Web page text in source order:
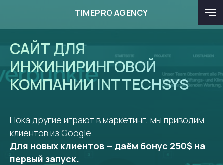
TIMEPRO AGENCY
САЙТ ДЛЯ
ИНЖИНИРИНГОВОЙ
КОМПАНИИ INTTECHSYS
Пока другие играют в маркетинг, мы приводим
клиентов из Google.
Для новых клиентов — даём бонус 250$ на
первый запуск.